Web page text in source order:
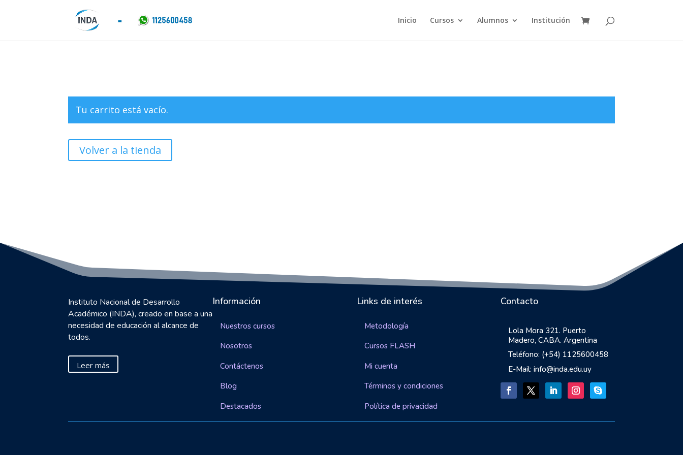
Inicio Cursos Alumnos Institución
Tu carrito está vacío.
Volver a la tienda
Instituto Nacional de Desarrollo
Académico (INDA), creado en base a una
necesidad de educación al alcance de
todos.
Leer más
Información
Nuestros cursos
Nosotros
Contáctenos
Blog
Destacados
Links de interés
Metodología
Cursos FLASH
Mi cuenta
Términos y condiciones
Política de privacidad
Contacto
Lola Mora 321. Puerto
Madero, CABA. Argentina
Teléfono: (+54) 1125600458
E-Mail: info@inda.edu.uy